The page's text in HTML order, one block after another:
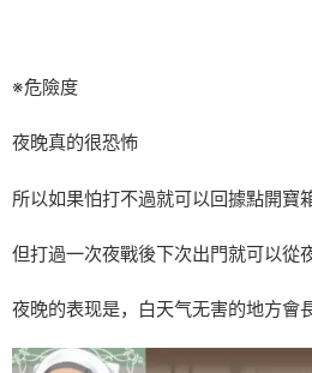
※危險度
夜晚真的很恐怖
所以如果怕打不過就可以回據點開寶
但打過一次夜戰後下次出門就可以從
夜晚的表现是，白天气无害的地方會